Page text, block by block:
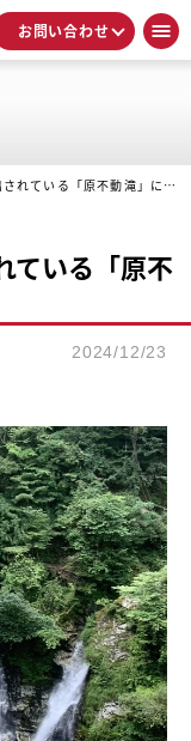
お問い合わせ
日本の滝百景に選出されている「原不動滝」に行ってきた
ている「原不
2024/12/23